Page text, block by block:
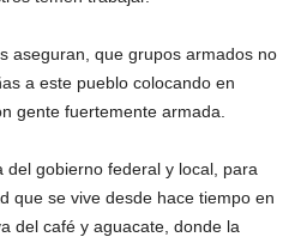
aseguran, que grupos armados no
a este pueblo colocando en
gente fuertemente armada.
del gobierno federal y local, para
que se vive desde hace tiempo en
del café y aguacate, donde la